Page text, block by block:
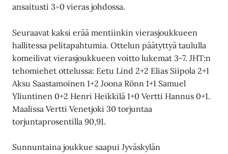
ansaitusti 3-0 vieras johdossa.
Seuraavat kaksi erää mentiinkin vierasjoukkueen
hallitessa pelitapahtumia. Ottelun päätyttyä taululla
komeilivat vierasjoukkueen voitto lukemat 3-7. JHT:n
tehomiehet ottelussa: Eetu Lind 2+2 Elias Siipola 2+1
Aksu Saastamoinen 1+2 Joona Rönn 1+1 Samuel
Yliuntinen 0+2 Henri Heikkilä 1+0 Vertti Hannus 0+1.
Maalissa Vertti Venetjoki 30 torjuntaa
torjuntaprosentilla 90,91.
Sunnuntaina joukkue saapui Jyväskylän